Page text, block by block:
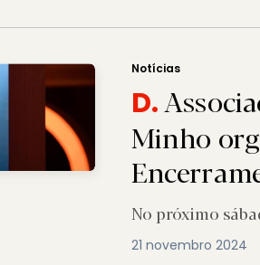
Notícias
D.
Minho
No próximo
21 novembro 2024